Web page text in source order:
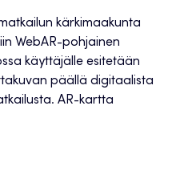
kärkimaakunta
WebAR-pohjainen
käyttäjälle esitetään
päällä digitaalista
AR-kartta